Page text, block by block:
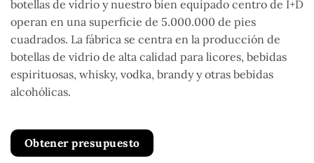
botellas de vidrio y nuestro bien equipado centro de I+D
operan en una superficie de 5.000.000 de pies
cuadrados. La fábrica se centra en la producción de
botellas de vidrio de alta calidad para licores, bebidas
espirituosas, whisky, vodka, brandy y otras bebidas
alcohólicas.
Obtener presupuesto